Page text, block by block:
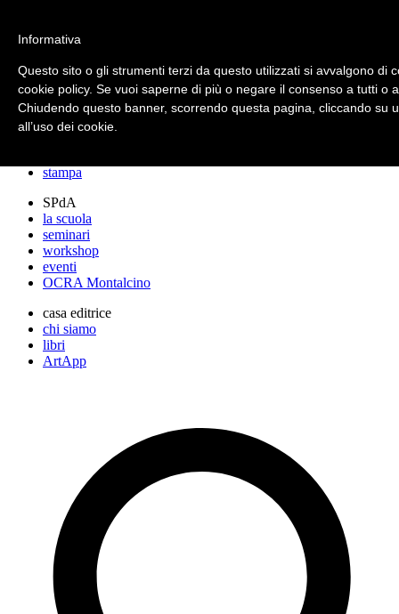
archos
lo studio
progetti
stampa
SPdA
la scuola
seminari
workshop
eventi
OCRA Montalcino
casa editrice
chi siamo
libri
ArtApp
Informativa
Questo sito o gli strumenti terzi da questo utilizzati si avvalgono di
cookie policy. Se vuoi saperne di più o negare il consenso a tutti o
Chiudendo questo banner, scorrendo questa pagina, cliccando
all’uso dei cookie.